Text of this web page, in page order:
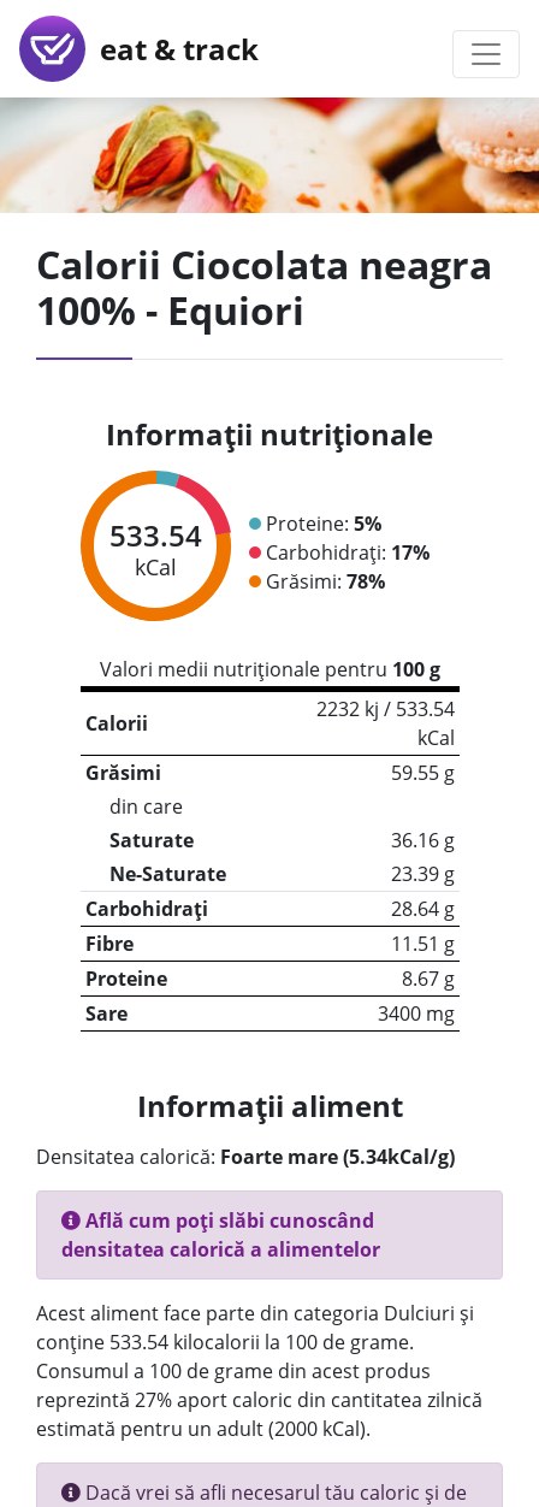
eat & track
Calorii Ciocolata neagra
100% - Equiori
Informații nutriționale
533.54
kCal
Proteine: 5%
Carbohidrați: 17%
Grăsimi: 78%
Valori medii nutriționale pentru 100 g
Calorii
2232 kj / 533.54
kCal
Grăsimi
59.55 g
din care
Saturate
36.16 g
Ne-Saturate
23.39 g
Carbohidrați
28.64 g
Fibre
11.51 g
Proteine
8.67 g
Sare
3400 mg
Informații aliment
Densitatea calorică: Foarte mare (5.34kCal/g)
Află cum poți slăbi cunoscând
densitatea calorică a alimentelor
Acest aliment face parte din categoria Dulciuri și
conține 533.54 kilocalorii la 100 de grame.
Consumul a 100 de grame din acest produs
reprezintă 27% aport caloric din cantitatea zilnică
estimată pentru un adult (2000 kCal).
Dacă vrei să afli necesarul tău caloric și de